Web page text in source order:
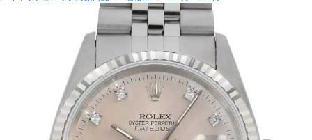
全てのブランドを見
る
パテック
フィリップ